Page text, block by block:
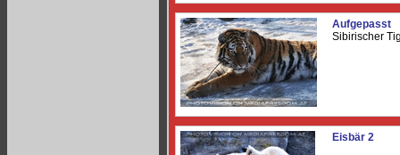
Aufgepasst
Sibirischer
Eisbär 2